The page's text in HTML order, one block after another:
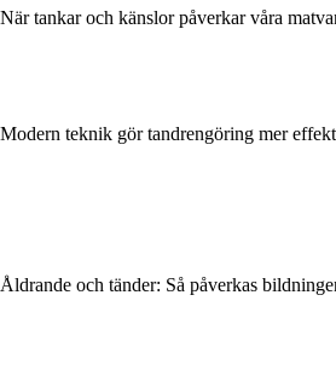
När tankar och känslor påverkar våra
Modern teknik gör tandrengöring mer
Åldrande och tänder: Så påverkas